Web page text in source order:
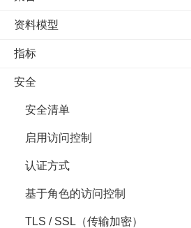
资料模型
指标
安全
安全清单
启用访问控制
认证方式
基于角色的访问控制
TLS / SSL（传输加密）